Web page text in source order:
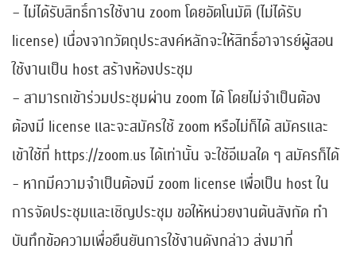
– ไม่ได้รับสิทธิ์การใช้งาน zoom โดยอัตโนมัติ (ไม่ได้รับ
license) เนื่องจากวัตถุประสงค์หลักจะให้สิทธิ์อาจารย์ผู้สอน
ใช้งานเป็น host สร้างห้องประชุม​
– สามารถเข้าร่วมประชุมผ่าน zoom ได้ โดยไม่จำเป็นต้อง
ต้องมี license และจะสมัครใช้ zoom หรือไม่ก็ได้ สมัครและ
เข้าใช้ที่ https://zoom.us ได้เท่านั้น จะใช้อีเมลใด ๆ สมัครก็ได้​
- หากมีความจำเป็นต้องมี zoom license เพื่อเป็น host ใน
การจัดประชุมและเชิญประชุม ขอให้หน่วยงานต้นสังกัด ทำ
บันทึกข้อความเพื่อยืนยันการใช้งานดังกล่าว ส่งมาที่